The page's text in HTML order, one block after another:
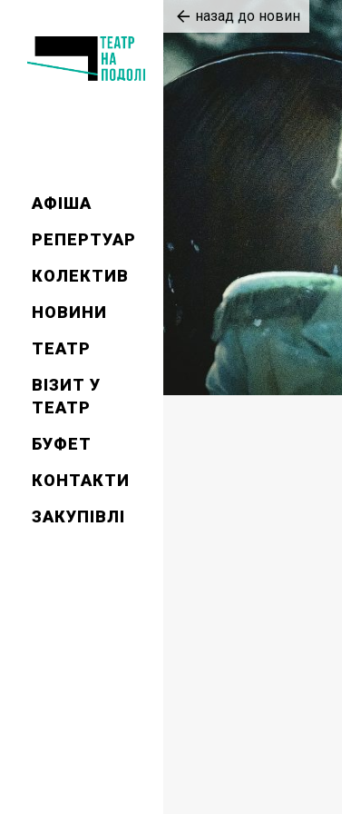
АФІША
РЕПЕРТУАР
КОЛЕКТИВ
НОВИНИ
ТЕАТР
ВІЗИТ У
ТЕАТР
БУФЕТ
КОНТАКТИ
ЗАКУПІВЛІ
назад до новин